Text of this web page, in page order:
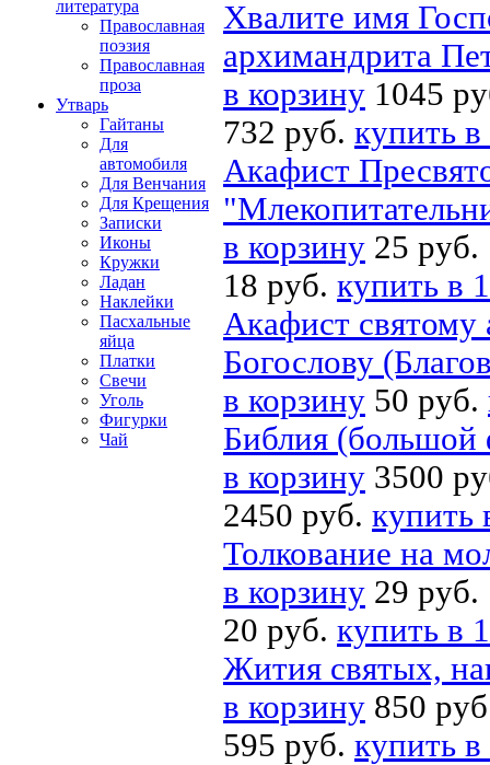
литература
Православная
поэзия
Православная
проза
Утварь
Гайтаны
Для
автомобиля
Для Венчания
Для Крещения
Записки
Иконы
Кружки
Ладан
Наклейки
Пасхальные
яйца
Платки
Свечи
Уголь
Фигурки
Чай
Хвалите имя
архимандрита
в корзину 1045
732 руб. купить
Акафист
в корзину 25 руб.
18 руб. купить в
Акафист святому
Богослову
в корзину 50 руб.
Библия
в корзину 3500
2450 руб. купить
Толкование на
в корзину 29 руб.
20 руб. купить в
Жития святых,
в корзину 850
595 руб. купить